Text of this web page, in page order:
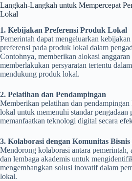
Langkah-Langkah untuk Mempercepat
Lokal
1. Kebijakan Preferensi Produk Lokal
Pemerintah dapat mengeluarkan
preferensi pada produk lokal dalam
Contohnya, memberikan alokasi anggaran
memberlakukan persyaratan tertentu
mendukung produk lokal.
2. Pelatihan dan Pendampingan
Memberikan pelatihan dan pendampingan
lokal untuk memenuhi standar pengadaan
memanfaatkan teknologi digital secara
3. Kolaborasi dengan Komunitas
Mendorong kolaborasi antara pemerintah,
dan lembaga akademis untuk
mengembangkan solusi inovatif dalam
lokal.